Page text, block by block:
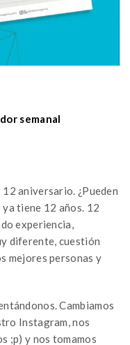
semanal
aniversario. ¿Pueden
tiene 12 años. 12
experiencia,
diferente, cuestión
mejores personas y
Cambiamos
Instagram, nos
;p) y nos tomamos